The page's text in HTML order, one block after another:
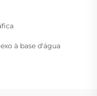
à base d'água